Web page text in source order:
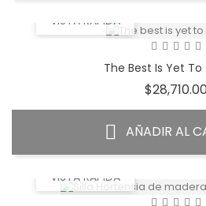
VISTA RÁPIDA
The Best Is Yet To
$28,710.00
AÑADIR AL
VISTA RÁPIDA